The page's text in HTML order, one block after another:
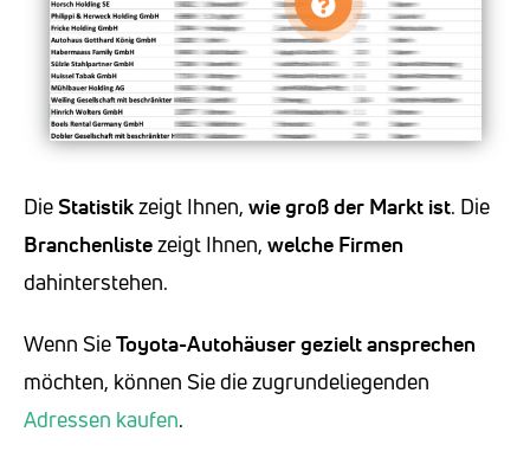
DieStatistikzeigt Ihnen, wie groß der Markt ist. Die
Branchenlistezeigt Ihnen, welche Firmen
dahinterstehen.
Wenn SieToyota-Autohäusergezielt ansprechen
möchten, können Sie die zugrundeliegenden
Adressen kaufen.